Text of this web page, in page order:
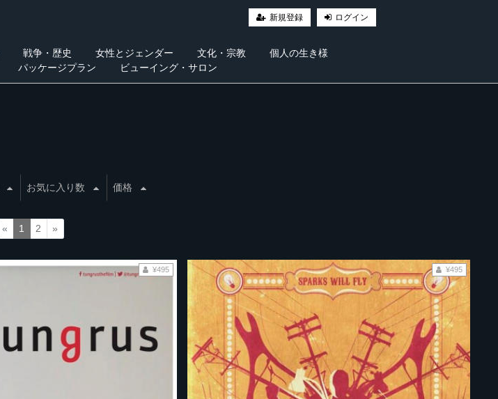
新規登録 ログイン
戦争・歴史 女性とジェンダー 文化・宗教
個人の生き様
パッケージプラン ビューイング・サロン
お気に入り数 価格
« 1 2 »
¥495 ¥495